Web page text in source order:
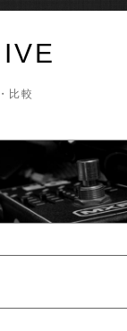
比較